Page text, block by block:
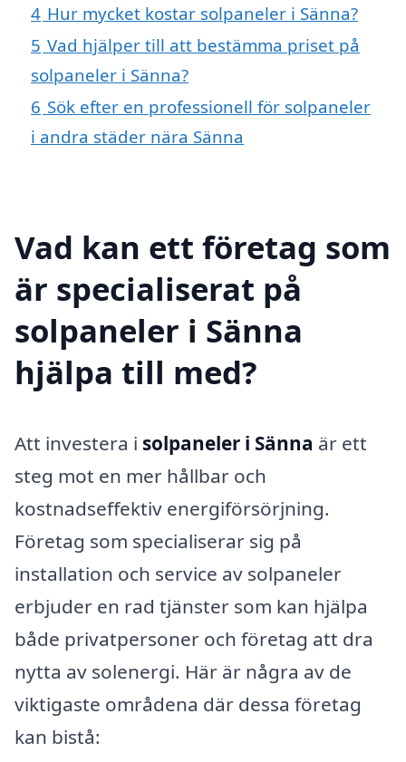
4 Hur mycket kostar solpaneler i Sänna?
5 Vad hjälper till att bestämma priset på
solpaneler i Sänna?
6 Sök efter en professionell för solpaneler
i andra städer nära Sänna
Vad kan ett företag som
är specialiserat på
solpaneler i Sänna
hjälpa till med?
Att investera i solpaneler i Sänna är ett
steg mot en mer hållbar och
kostnadseffektiv energiförsörjning.
Företag som specialiserar sig på
installation och service av solpaneler
erbjuder en rad tjänster som kan hjälpa
både privatpersoner och företag att dra
nytta av solenergi. Här är några av de
viktigaste områdena där dessa företag
kan bistå: